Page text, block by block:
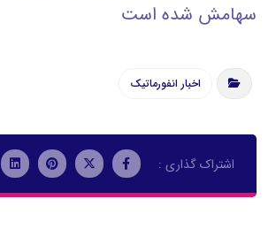
سهامش شده است
اخبار انفورماتیک